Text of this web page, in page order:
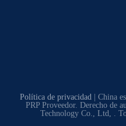
Política de privacidad| China
PRP Proveedor. Derecho de
Technology Co., Ltd, .